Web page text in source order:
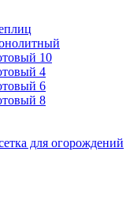
10
4
6
8
для огорождений